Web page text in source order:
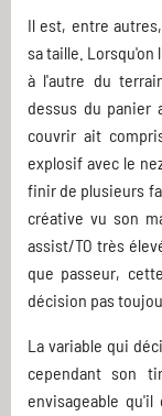
Il est, entre
sa taille. Lorsqu'on
à l'autre du
dessus du panier
couvrir ait
explosif avec le
finir de plusieurs
créative vu son
assist/TO très
que passeur,
décision pas
La variable qui
cependant son
envisageable